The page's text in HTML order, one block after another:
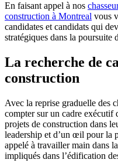
En faisant appel à nos
construction à Montreal vous
candidates et candidats qui
stratégiques dans la poursuite
La recherche de
construction
Avec la reprise graduelle des
compter sur un cadre exécutif
projets de construction dans
leadership et d’un œil pour la
appelé à travailler main dans
impliqués dans l’édification